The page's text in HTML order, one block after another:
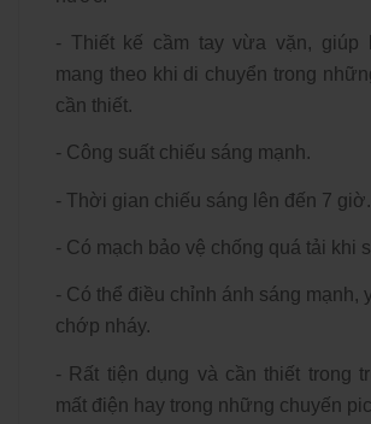
- Thiết kế cầm tay vừa vặn, giúp
mang theo khi di chuyển trong
cần thiết.
- Công suất chiếu sáng mạnh.
- Thời gian chiếu sáng lên đến 7 giờ.
- Có mạch bảo vệ chống quá tải khi
- Có thể điều chỉnh ánh sáng mạnh,
chớp nháy.
- Rất tiện dụng và cần thiết trong
mất điện hay trong những chuyến